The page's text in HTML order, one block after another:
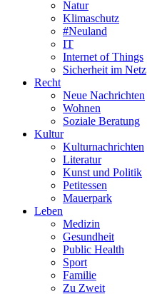
Natur
Klimaschutz
#Neuland
IT
Internet of Things
Sicherheit im Netz
Recht
Neue Nachrichten
Wohnen
Soziale Beratung
Kultur
Kulturnachrichten
Literatur
Kunst und Politik
Petitessen
Mauerpark
Leben
Medizin
Gesundheit
Public Health
Sport
Familie
Zu Zweit